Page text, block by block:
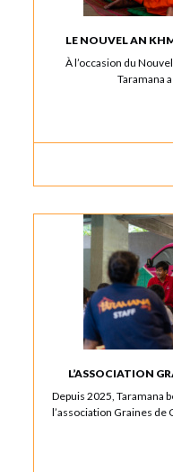
LE NOUVEL AN
À l’occasion du
Taramana
L’ASSOCIATION
Depuis 2025, Taramana
l’association Graines